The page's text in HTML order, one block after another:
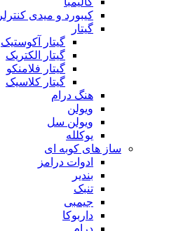
کیبورد و میدی کنترلر
گیتار
گیتار آکوستیک
گیتار الکتریک
گیتار فلامنکو
گیتار کلاسیک
هنگ درام
ویولن
ویولن سل
یوکلله
ساز های کوبه ای
ادوات درامز
بندیر
تنبک
جیمبی
داربوکا
درام